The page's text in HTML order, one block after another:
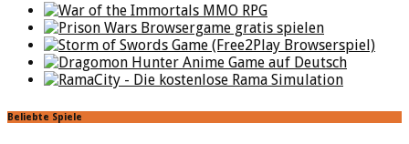
Beliebte Spiele